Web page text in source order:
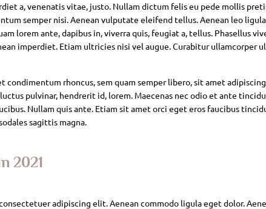
a, venenatis vitae, justo. Nullam dictum felis eu pede mollis
semper nisi. Aenean vulputate eleifend tellus. Aenean leo
lorem ante, dapibus in, viverra quis, feugiat a, tellus. Phasellus
imperdiet. Etiam ultricies nisi vel augue. Curabitur ullamcorper
condimentum rhoncus, sem quam semper libero, sit amet
pulvinar, hendrerit id, lorem. Maecenas nec odio et ante
Nullam quis ante. Etiam sit amet orci eget eros faucibus
sagittis magna.
2021
adipiscing elit. Aenean commodo ligula eget dolor.